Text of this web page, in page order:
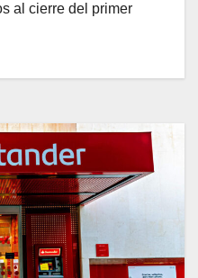
al cierre del primer